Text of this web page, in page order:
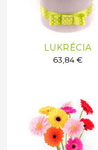
LUKRÉCIA
63,84 €